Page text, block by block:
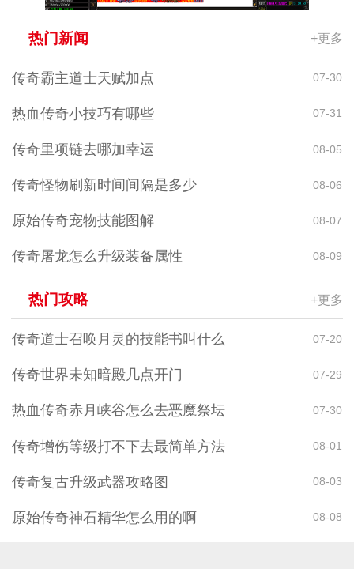
热门新闻 +更多
传奇霸主道士天赋加点 07-30
热血传奇小技巧有哪些 07-31
传奇里项链去哪加幸运 08-05
传奇怪物刷新时间间隔是多少 08-06
原始传奇宠物技能图解 08-07
传奇屠龙怎么升级装备属性 08-09
热门攻略 +更多
传奇道士召唤月灵的技能书叫什么 07-20
传奇世界未知暗殿几点开门 07-29
热血传奇赤月峡谷怎么去恶魔祭坛 07-30
传奇增伤等级打不下去最简单方法 08-01
传奇复古升级武器攻略图 08-03
原始传奇神石精华怎么用的啊 08-08